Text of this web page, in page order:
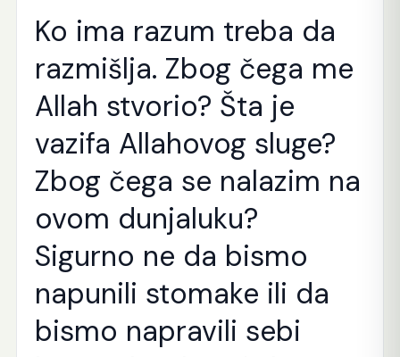
Ko ima razum treba da
razmišlja. Zbog čega me
Allah stvorio? Šta je
vazifa Allahovog sluge?
Zbog čega se nalazim na
ovom dunjaluku?
Sigurno ne da bismo
napunili stomake ili da
bismo napravili sebi